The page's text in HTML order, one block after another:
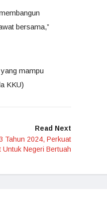
bersama,”
mampu
KKU)
Read Next
Tahun 2024, Perkuat
Untuk Negeri Bertuah